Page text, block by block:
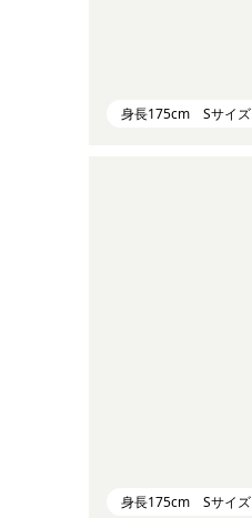
身長175cm Sサイズ
身長175cm Sサイズ